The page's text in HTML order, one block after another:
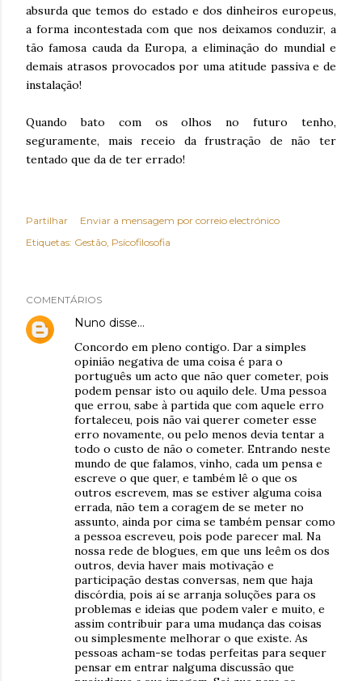
absurda que temos do estado e dos dinheiros europeus,
a forma incontestada com que nos deixamos conduzir, a
tão famosa cauda da Europa, a eliminação do mundial e
demais atrasos provocados por uma atitude passiva e de
instalação!
Quando bato com os olhos no futuro tenho,
seguramente, mais receio da frustração de não ter
tentado que da de ter errado!
Partilhar
Enviar a mensagem por correio electrónico
Etiquetas: Gestão Psícofilosofia
COMENTÁRIOS
Nuno disse…
Concordo em pleno contigo. Dar a simples
opinião negativa de uma coisa é para o
português um acto que não quer cometer, pois
podem pensar isto ou aquilo dele. Uma pessoa
que errou, sabe à partida que com aquele erro
fortaleceu, pois não vai querer cometer esse
erro novamente, ou pelo menos devia tentar a
todo o custo de não o cometer. Entrando neste
mundo de que falamos, vinho, cada um pensa e
escreve o que quer, e também lê o que os
outros escrevem, mas se estiver alguma coisa
errada, não tem a coragem de se meter no
assunto, ainda por cima se também pensar como
a pessoa escreveu, pois pode parecer mal. Na
nossa rede de blogues, em que uns leêm os dos
outros, devia haver mais motivação e
participação destas conversas, nem que haja
discórdia, pois aí se arranja soluções para os
problemas e ideias que podem valer e muito, e
assim contribuir para uma mudança das coisas
ou simplesmente melhorar o que existe. As
pessoas acham-se todas perfeitas para sequer
pensar em entrar nalguma discussão que